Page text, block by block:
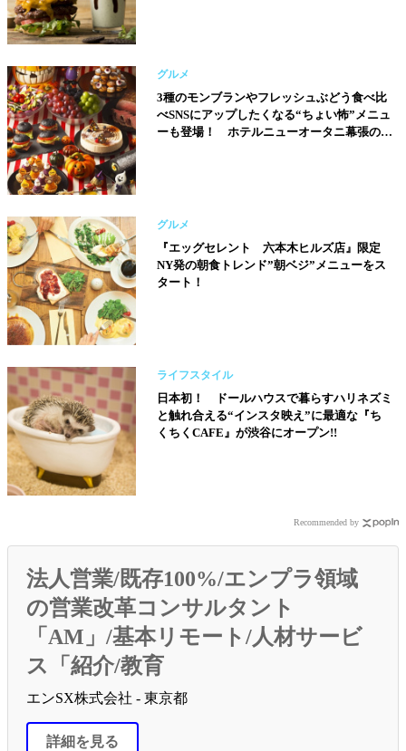
グルメ
3種のモンブランやフレッシュぶどう食べ比
べSNSにアップしたくなる“ちょい怖”メニュ
ーも登場！ ホテルニューオータニ幕張のハ
グルメ
『エッグセレント 六本木ヒルズ店』限定
NY発の朝食トレンド”朝ベジ”メニューをス
タート！
ライフスタイル
日本初！ ドールハウスで暮らすハリネズミ
と触れ合える“インスタ映え”に最適な『ち
くちくCAFE』が渋谷にオープン!!
Recommended by
法人営業/既存100%/エンプラ領域
の営業改革コンサルタント
「AM」/基本リモート/人材サービ
ス「紹介/教育
エンSX株式会社 - 東京都
詳細を見る